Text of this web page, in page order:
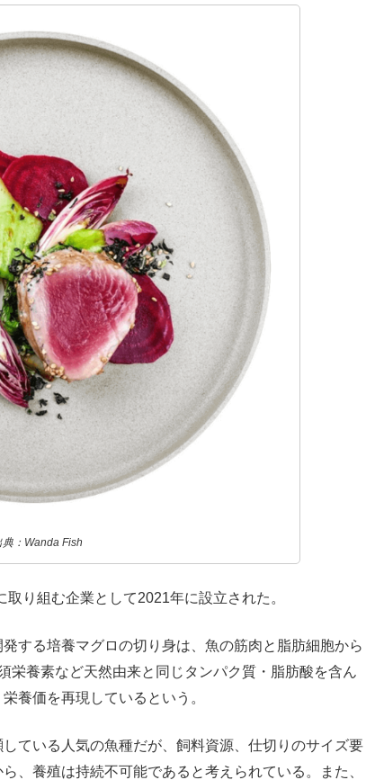
典：Wanda Fish
り組む企業として2021年に設立された。
する培養マグロの切り身は、魚の筋肉と脂肪細胞から
栄養素など天然由来と同じタンパク質・脂肪酸を含ん
養価を再現しているという。
ている人気の魚種だが、飼料資源、仕切りのサイズ要
、養殖は持続不可能であると考えられている。また、